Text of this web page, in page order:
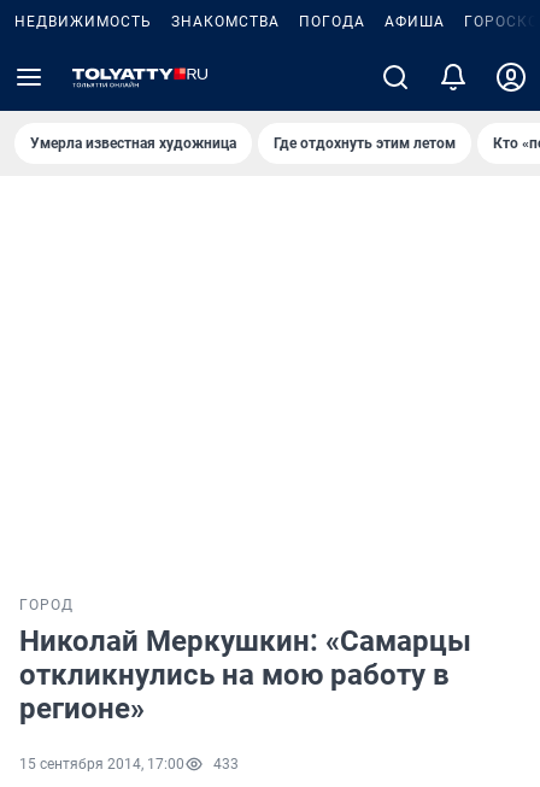
НЕДВИЖИМОСТЬ ЗНАКОМСТВА ПОГОДА АФИША
Умерла известная художница Где отдохнуть этим летом Кто
ГОРОД
Николай Меркушкин: «Самарцы
откликнулись на мою работу в
регионе»
15 сентября 2014, 17:00 433